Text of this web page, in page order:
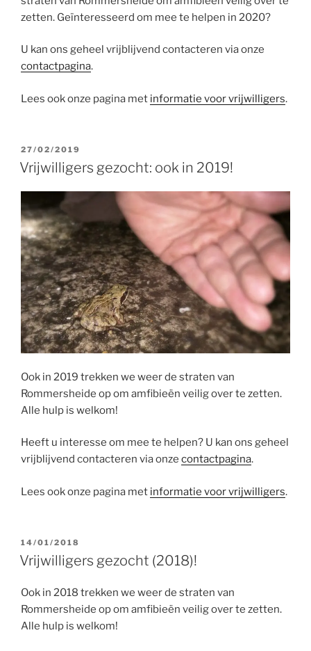
zetten. Geïnteresseerd om mee te helpen in 2020?
U kan ons geheel vrijblijvend contacteren via onze
contactpagina.
Lees ook onze pagina met informatie voor vrijwilligers.
GEPLAATST
OP
27/02/2019
Vrijwilligers gezocht: ook in 2019!
Ook in 2019 trekken we weer de straten van
Rommersheide op om amfibieën veilig over te zetten.
Alle hulp is welkom!
Heeft u interesse om mee te helpen? U kan ons geheel
vrijblijvend contacteren via onze contactpagina.
Lees ook onze pagina met informatie voor vrijwilligers.
GEPLAATST
OP
14/01/2018
Vrijwilligers gezocht (2018)!
Ook in 2018 trekken we weer de straten van
Rommersheide op om amfibieën veilig over te zetten.
Alle hulp is welkom!